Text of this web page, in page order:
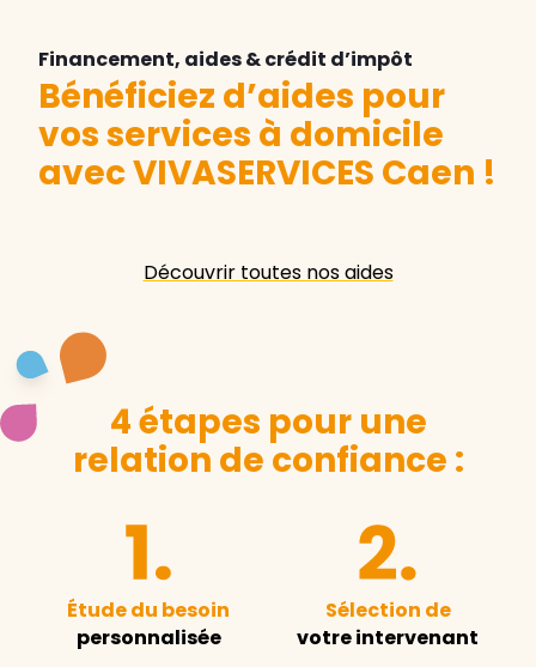
Financement, aides & crédit d’impôt
Bénéficiez d’aides pour
vos services à domicile
avec VIVASERVICES Caen !
Découvrir toutes nos aides
4 étapes pour une
relation de confiance :
Étude du besoin
personnalisée
Sélection de
votre intervenant